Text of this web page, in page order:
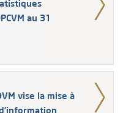
au 31
vise la mise à